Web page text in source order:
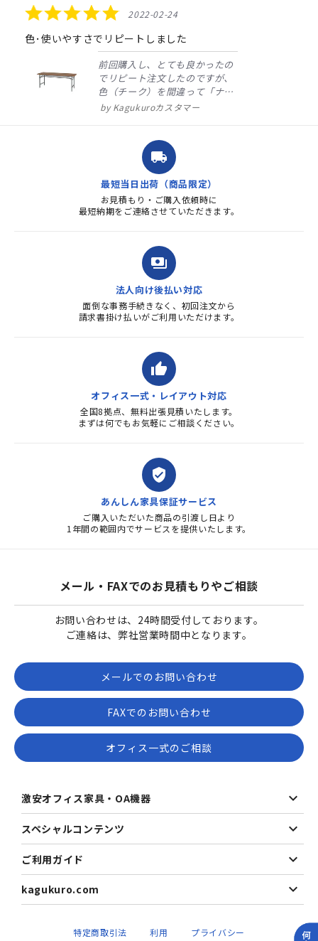
5.0
star
rating
2022-02-24
色･使いやすさでリピートしました
前回購入し、とても良かったの
でリピート注文したのですが、
色（チーク）を間違って「ナチ
ュラル」としてしまいました。
ました。商品到着も早く、品
質・使いやすさで満足していま
す。また、リピートするときは
よろしくお...
Kagukuroカスタマー
local_shipping
最短当日出荷（商品限定）
お見積もり・ご購入依頼時に
最短納期をご連絡させていただきます。
payments
法人向け後払い対応
面倒な事務手続きなく、初回注文から
請求書掛け払いがご利用いただけます。
thumb_up
オフィス一式・レイアウト対応
全国8拠点、無料出張見積いたします。
まずは何でもお気軽にご相談ください。
verified_user
あんしん家具保証サービス
ご購入いただいた商品の引渡し日より
1年間の範囲内でサービスを提供いたします。
メール・FAXでのお見積もりやご相談
お問い合わせは、24時間受付しております。
ご連絡は、弊社営業時間中となります。
メールでのお問い合わせ
FAXでのお問い合わせ
オフィス一式のご相談
激安オフィス家具・OA機器
スペシャルコンテンツ
ご利用ガイド
kagukuro.com
特定商取引法
利用
プライバシー